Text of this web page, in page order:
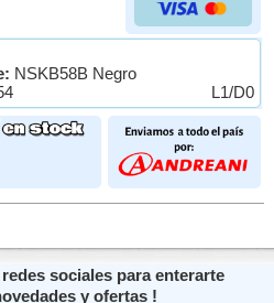
NSKB58B Negro
L1/D0
sociales para enterarte
y ofertas !